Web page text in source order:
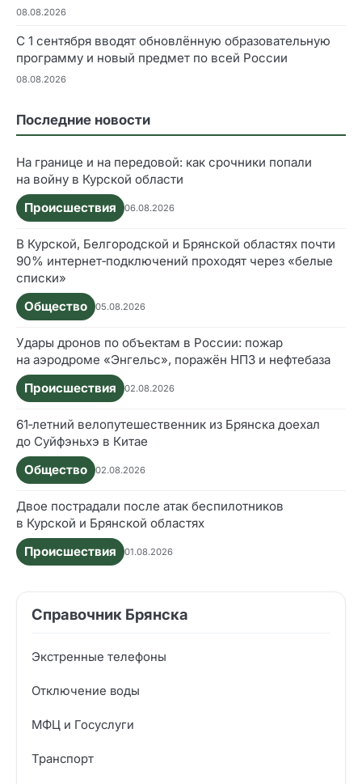
08.08.2026
С 1 сентября вводят обновлённую образовательную
программу и новый предмет по всей России
08.08.2026
Последние новости
На границе и на передовой: как срочники попали
на войну в Курской области
Происшествия
06.08.2026
В Курской, Белгородской и Брянской областях почти
90% интернет‑подключений проходят через «белые
списки»
Общество
05.08.2026
Удары дронов по объектам в России: пожар
на аэродроме «Энгельс», поражён НПЗ и нефтебаза
Происшествия
02.08.2026
61‑летний велопутешественник из Брянска доехал
до Суйфэньхэ в Китае
Общество
02.08.2026
Двое пострадали после атак беспилотников
в Курской и Брянской областях
Происшествия
01.08.2026
Справочник Брянска
Экстренные телефоны
Отключение воды
МФЦ и Госуслуги
Транспорт